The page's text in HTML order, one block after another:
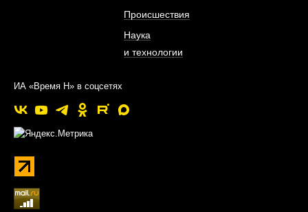
Происшествия
Наука
и технологии
ИА «Время Н» в соцсетях